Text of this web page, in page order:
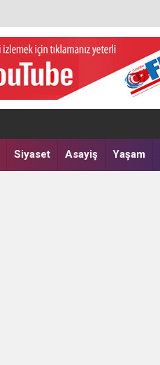
Siyaset Asayiş Yaşam